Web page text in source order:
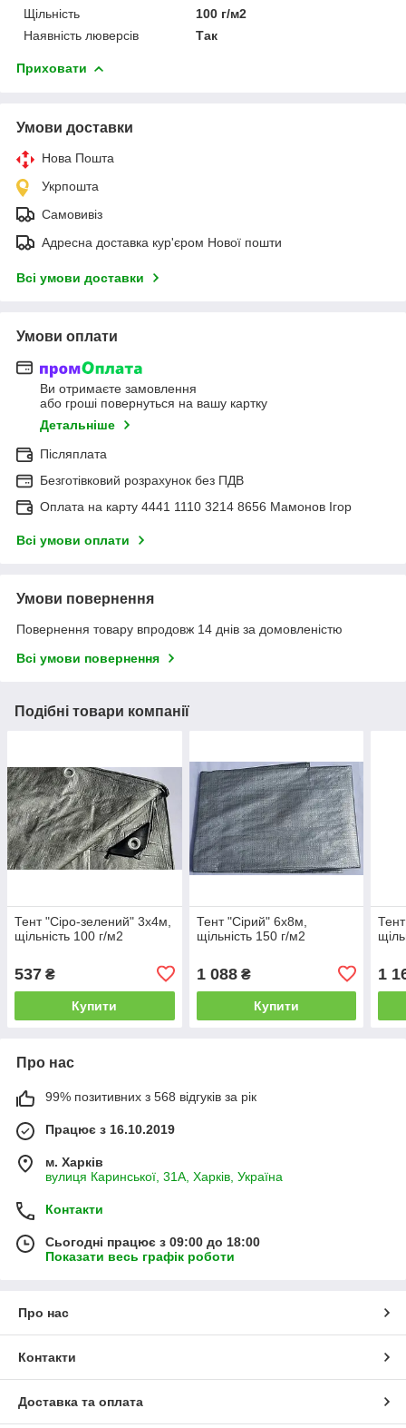
Щільність
100 г/м2
Наявність люверсів
Так
Приховати
Умови доставки
Нова Пошта
Укрпошта
Самовивіз
Адресна доставка кур'єром Нової пошти
Всі умови доставки
Умови оплати
Ви отримаєте замовлення
або гроші повернуться на вашу картку
Детальніше
Післяплата
Безготівковий розрахунок без ПДВ
Оплата на карту 4441 1110 3214 8656 Мамонов Ігор
Всі умови оплати
Умови повернення
Повернення товару впродовж 14 днів за домовленістю
Всі умови повернення
Подібні товари компанії
Тент "Сіро-зелений" 3х4м,
щільність 100 г/м2
537 ₴
Купити
Тент "Сірий" 6х8м,
щільність 150 г/м2
1 088₴
Купити
1
Про нас
99% позитивних з 568 відгуків за рік
Працює з 16.10.2019
м. Харків
вулиця Каринської, 31А, Харків, Україна
Контакти
Сьогодні працює з 09:00 до 18:00
Показати весь графік роботи
Про нас
Контакти
Доставка та оплата